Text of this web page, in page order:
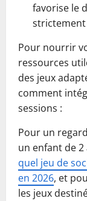
favorise le
Pour nourrir
ressources
des jeux
comment
sessions :
Pour un
un enfant de 2
quel jeu de
en 2026, et
les jeux